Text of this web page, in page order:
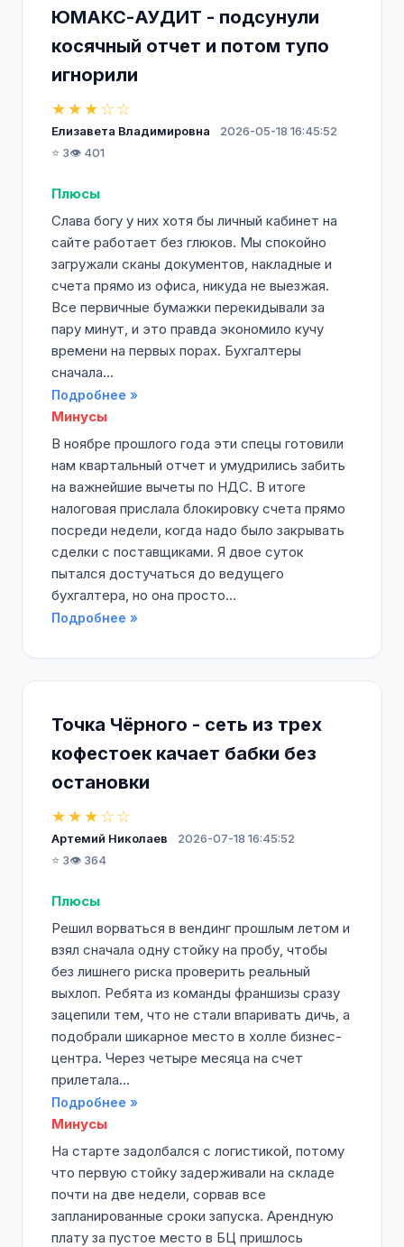
ЮМАКС-АУДИТ - подсунули
косячный отчет и потом тупо
игнорили
★★★☆☆
Елизавета Владимировна
2026-05-18 16:45:52
⭐ 3👁️ 401
Плюсы
Слава богу у них хотя бы личный кабинет на
сайте работает без глюков. Мы спокойно
загружали сканы документов, накладные и
счета прямо из офиса, никуда не выезжая.
Все первичные бумажки перекидывали за
пару минут, и это правда экономило кучу
времени на первых порах. Бухгалтеры
сначала...
Подробнее »
Минусы
В ноябре прошлого года эти спецы готовили
нам квартальный отчет и умудрились забить
на важнейшие вычеты по НДС. В итоге
налоговая прислала блокировку счета прямо
посреди недели, когда надо было закрывать
сделки с поставщиками. Я двое суток
пытался достучаться до ведущего
бухгалтера, но она просто...
Подробнее »
Точка Чёрного - сеть из трех
кофестоек качает бабки без
остановки
★★★☆☆
Артемий Николаев
2026-07-18 16:45:52
⭐ 3👁️ 364
Плюсы
Решил ворваться в вендинг прошлым летом и
взял сначала одну стойку на пробу, чтобы
без лишнего риска проверить реальный
выхлоп. Ребята из команды франшизы сразу
зацепили тем, что не стали впаривать дичь, а
подобрали шикарное место в холле бизнес-
центра. Через четыре месяца на счет
прилетала...
Подробнее »
Минусы
На старте задолбался с логистикой, потому
что первую стойку задерживали на складе
почти на две недели, сорвав все
запланированные сроки запуска. Арендную
плату за пустое место в БЦ пришлось